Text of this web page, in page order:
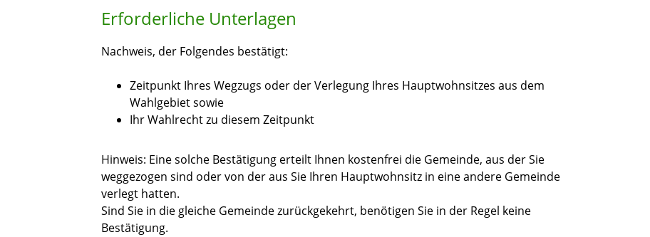
Erforderliche Unterlagen
Nachweis, der Folgendes bestätigt:
Zeitpunkt Ihres Wegzugs oder der Verlegung Ihres Hauptwohnsitzes aus dem
Wahlgebiet sowie
Ihr Wahlrecht zu diesem Zeitpunkt
Hinweis: Eine solche Bestätigung erteilt Ihnen kostenfrei die Gemeinde, aus der Sie
weggezogen sind oder von der aus Sie Ihren Hauptwohnsitz in eine andere Gemeinde
verlegt hatten.
Sind Sie in die gleiche Gemeinde zurückgekehrt, benötigen Sie in der Regel keine
Bestätigung.